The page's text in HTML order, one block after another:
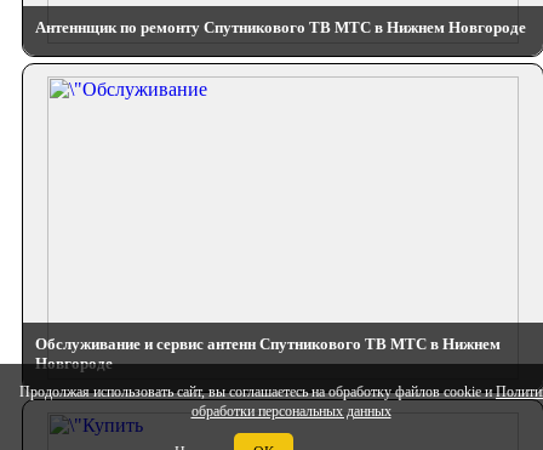
Продолжая использовать сайт, вы соглашаетесь на обработку файлов cookie и
обработки персональных данных
Антеннщик по ремонту Спутникового ТВ МТС в Нижнем Новгороде
Обслуживание и сервис антенн Спутникового ТВ МТС в Нижнем
Новгороде